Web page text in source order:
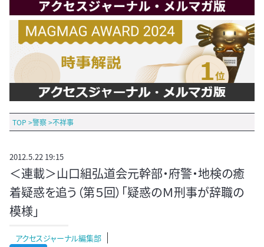
TOP >警察>不祥事
2012.5.22 19:15
＜連載＞山口組弘道会元幹部・府警・地検の癒
着疑惑を追う（第５回）「疑惑のＭ刑事が辞職の
模様」
アクセスジャーナル編集部